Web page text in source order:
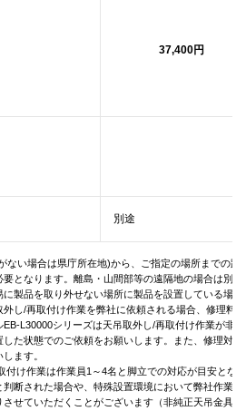
37,400円
別途
ない場合は県庁所在地)から、ご指定の場所までの
要となります。離島・山間部等の遠隔地の場合は別
に製品を取り外せない場所に製品を設置している場
外し/再取付け作業を弊社に依頼される場合、修理料
L30000シリーズは天吊取外し/再取付け作業が非
した状態でのご依頼をお願いします。また、修理対
ます。
付け作業は作業員1～4名と脚立での対応が目安とな
判断された場合や、特殊設置環境において弊社作業
させていただくことがございます（非純正天吊金具